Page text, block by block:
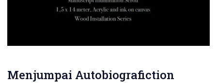
Menjumpai Autobiografiction